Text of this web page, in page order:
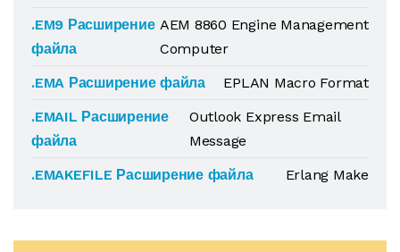
.EM9 Расширение
файла
AEM 8860 Engine Management
Computer
.EMA Расширение файла
EPLAN Macro Format
.EMAIL Расширение
файла
Outlook Express Email
Message
.EMAKEFILE Расширение файла
Erlang Make